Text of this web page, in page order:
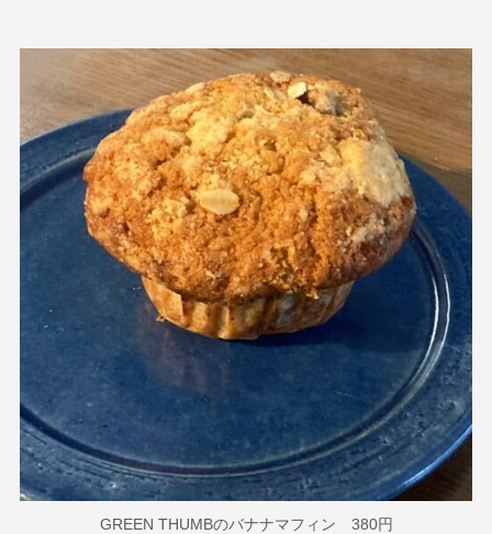
GREEN THUMBのバナナマフィン 380円